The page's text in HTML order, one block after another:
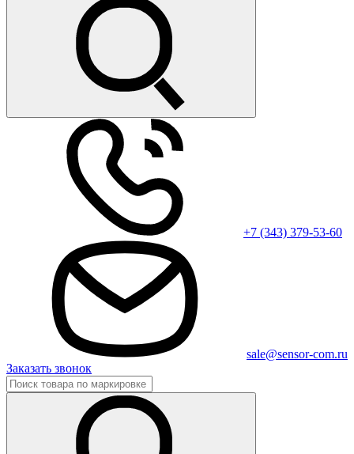
+7 (343) 379-53-60
sale@sensor-com.ru
Заказать звонок